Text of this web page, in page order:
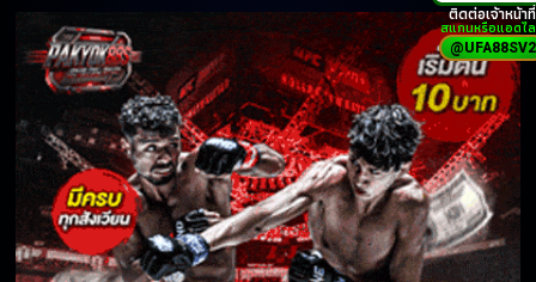
ติดต่อเจ้าหน้าที่
สแกนหรือแอดไ
@UFA88SV2